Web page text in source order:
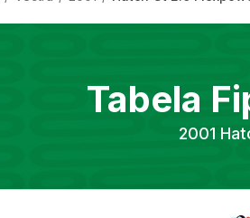
Tabela
2001